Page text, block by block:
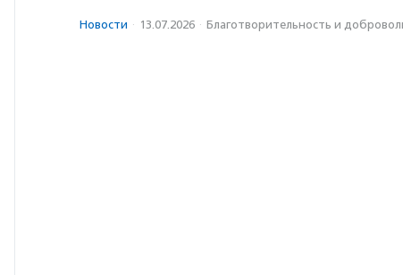
Новости · 13.07.2026 · Благотвори­тель­ность и